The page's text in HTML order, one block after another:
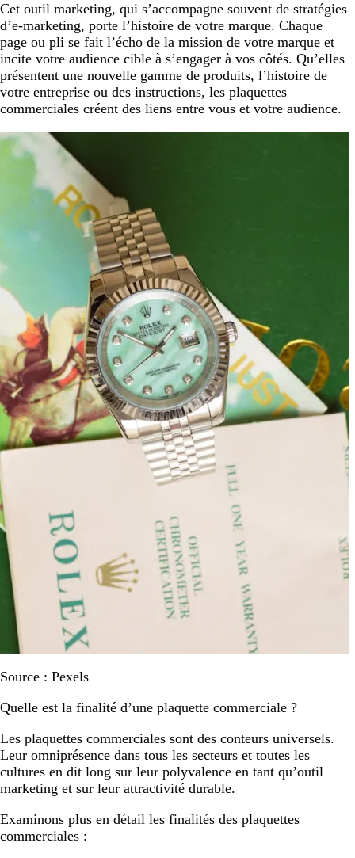
Cet outil marketing, qui s’accompagne souvent de stratégies
d’e-marketing, porte l’histoire de votre marque. Chaque
page ou pli se fait l’écho de la mission de votre marque et
incite votre audience cible à s’engager à vos côtés. Qu’elles
présentent une nouvelle gamme de produits, l’histoire de
votre entreprise ou des instructions, les plaquettes
commerciales créent des liens entre vous et votre audience.
Source : Pexels
Quelle est la finalité d’une plaquette commerciale ?
Les plaquettes commerciales sont des conteurs universels.
Leur omniprésence dans tous les secteurs et toutes les
cultures en dit long sur leur polyvalence en tant qu’outil
marketing et sur leur attractivité durable.
Examinons plus en détail les finalités des plaquettes
commerciales :